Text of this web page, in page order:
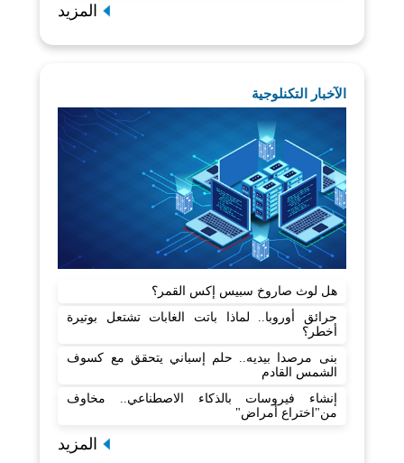
المزيد
الآخبار التكنلوجية
هل لوث صاروخ سبيس إكس القمر؟
حرائق أوروبا.. لماذا باتت الغابات تشتعل بوتيرة
أخطر؟
بنى مرصدا بيديه.. حلم إسباني يتحقق مع كسوف
الشمس القادم
إنشاء فيروسات بالذكاء الاصطناعي.. مخاوف
من"اختراع أمراض"
المزيد